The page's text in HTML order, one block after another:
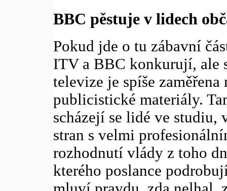
BBC pěstuje v lidech
Pokud jde o tu zábavní
ITV a BBC konkurují, ale
televize je spíše
publicistické materiály.
scházejí se lidé ve
stran s velmi
rozhodnutí vlády z toho
kterého poslance